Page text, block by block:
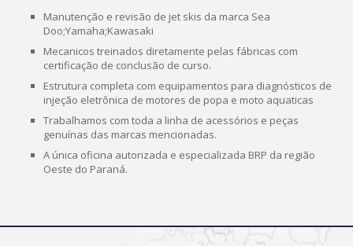
Manutenção e revisão de jet skis da marca Sea
Doo;Yamaha;Kawasaki
Mecanicos treinados diretamente pelas fábricas com
certificação de conclusão de curso.
Estrutura completa com equipamentos para diagnósticos de
injeção eletrônica de motores de popa e moto aquaticas
Trabalhamos com toda a linha de acessórios e peças
genuínas das marcas mencionadas.
A única oficina autorizada e especializada BRP da região
Oeste do Paraná.